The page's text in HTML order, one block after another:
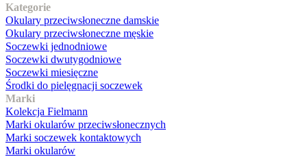
Kategorie
Okulary przeciwsłoneczne damskie
Okulary przeciwsłoneczne męskie
Soczewki jednodniowe
Soczewki dwutygodniowe
Soczewki miesięczne
Środki do pielęgnacji soczewek
Marki
Kolekcja Fielmann
Marki okularów przeciwsłonecznych
Marki soczewek kontaktowych
Marki okularów